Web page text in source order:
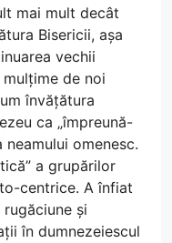
mai mult decât
Bisericii, așa
vechii
de noi
învățătura
ca „împreună-
omenesc.
a grupărilor
centrice. A înfiat
și
în dumnezeiescul